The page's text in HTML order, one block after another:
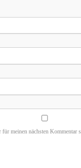
meinen nächsten Kommentar